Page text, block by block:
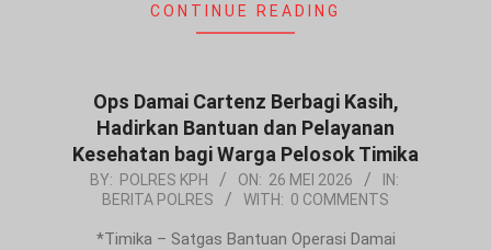
CONTINUE READING
Ops Damai Cartenz Berbagi Kasih,
Hadirkan Bantuan dan Pelayanan
Kesehatan bagi Warga Pelosok Timika
2026-
BY: POLRES KPH ON: 26 MEI 2026
IN:
BERITA POLRES
WITH: 0 COMMENTS
*Timika – Satgas Bantuan Operasi Damai